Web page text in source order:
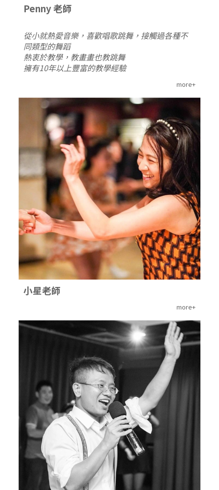
Penny 老師
從小就熱愛音樂，喜歡唱歌跳舞，接觸過各種不
同類型的舞蹈
熱衷於教學，教畫畫也教跳舞
擁有10年以上豐富的教學經驗
more+
小星老師
more+